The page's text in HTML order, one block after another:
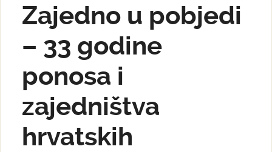
Zajedno u pobjedi
– 33 godine
ponosa i
zajedništva
hrvatskih